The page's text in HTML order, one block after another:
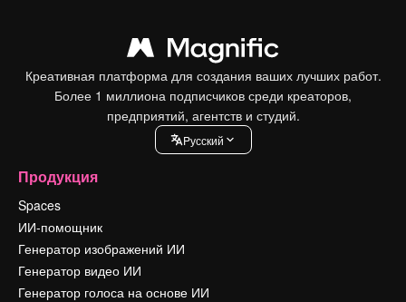
Креативная платформа для создания ваших лучших работ.
Более 1 миллиона подписчиков среди креаторов,
предприятий, агентств и студий.
Pусский
Продукция
Spaces
ИИ-помощник
Генератор изображений ИИ
Генератор видео ИИ
Генератор голоса на основе ИИ